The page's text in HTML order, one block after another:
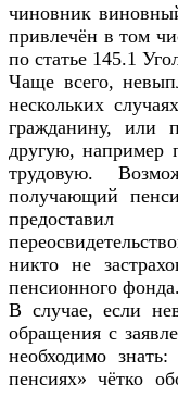
чиновник
привлечён в том
по статье 145.1
Чаще всего,
нескольких
гражданину, или
другую, например
трудовую.
получающий
никто не
пенсионного фонда.
В случае, если
обращения с
необходимо
пенсиях» чётко